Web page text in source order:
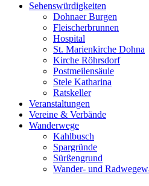
Sehenswürdigkeiten
Dohnaer Burgen
Fleischerbrunnen
Hospital
St. Marienkirche Dohna
Kirche Röhrsdorf
Postmeilensäule
Stele Katharina
Ratskeller
Veranstaltungen
Vereine & Verbände
Wanderwege
Kahlbusch
Spargründe
Sürßengrund
Wander- und